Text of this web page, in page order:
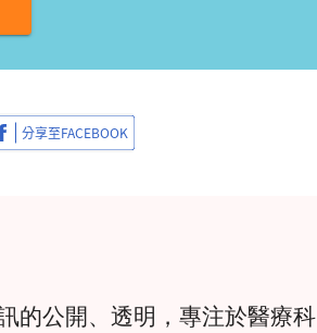
的公開、透明，專注於醫療科